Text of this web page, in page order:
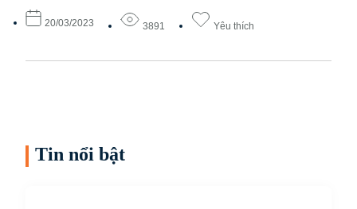
20/03/2023 3891 Yêu thích
Tin nổi bật